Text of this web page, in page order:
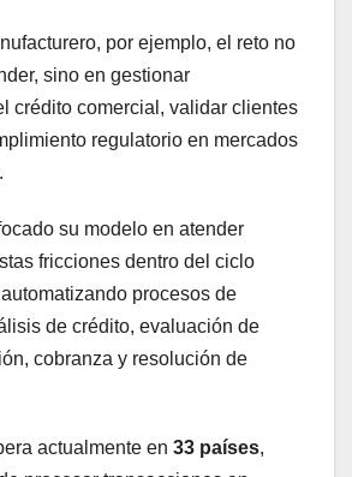
por ejemplo, el reto no
sino en gestionar
crédito comercial, validar clientes
regulatorio en mercados
su modelo en atender
fricciones dentro del ciclo
automatizando procesos de
de crédito, evaluación de
cobranza y resolución de
actualmente en 33 países,